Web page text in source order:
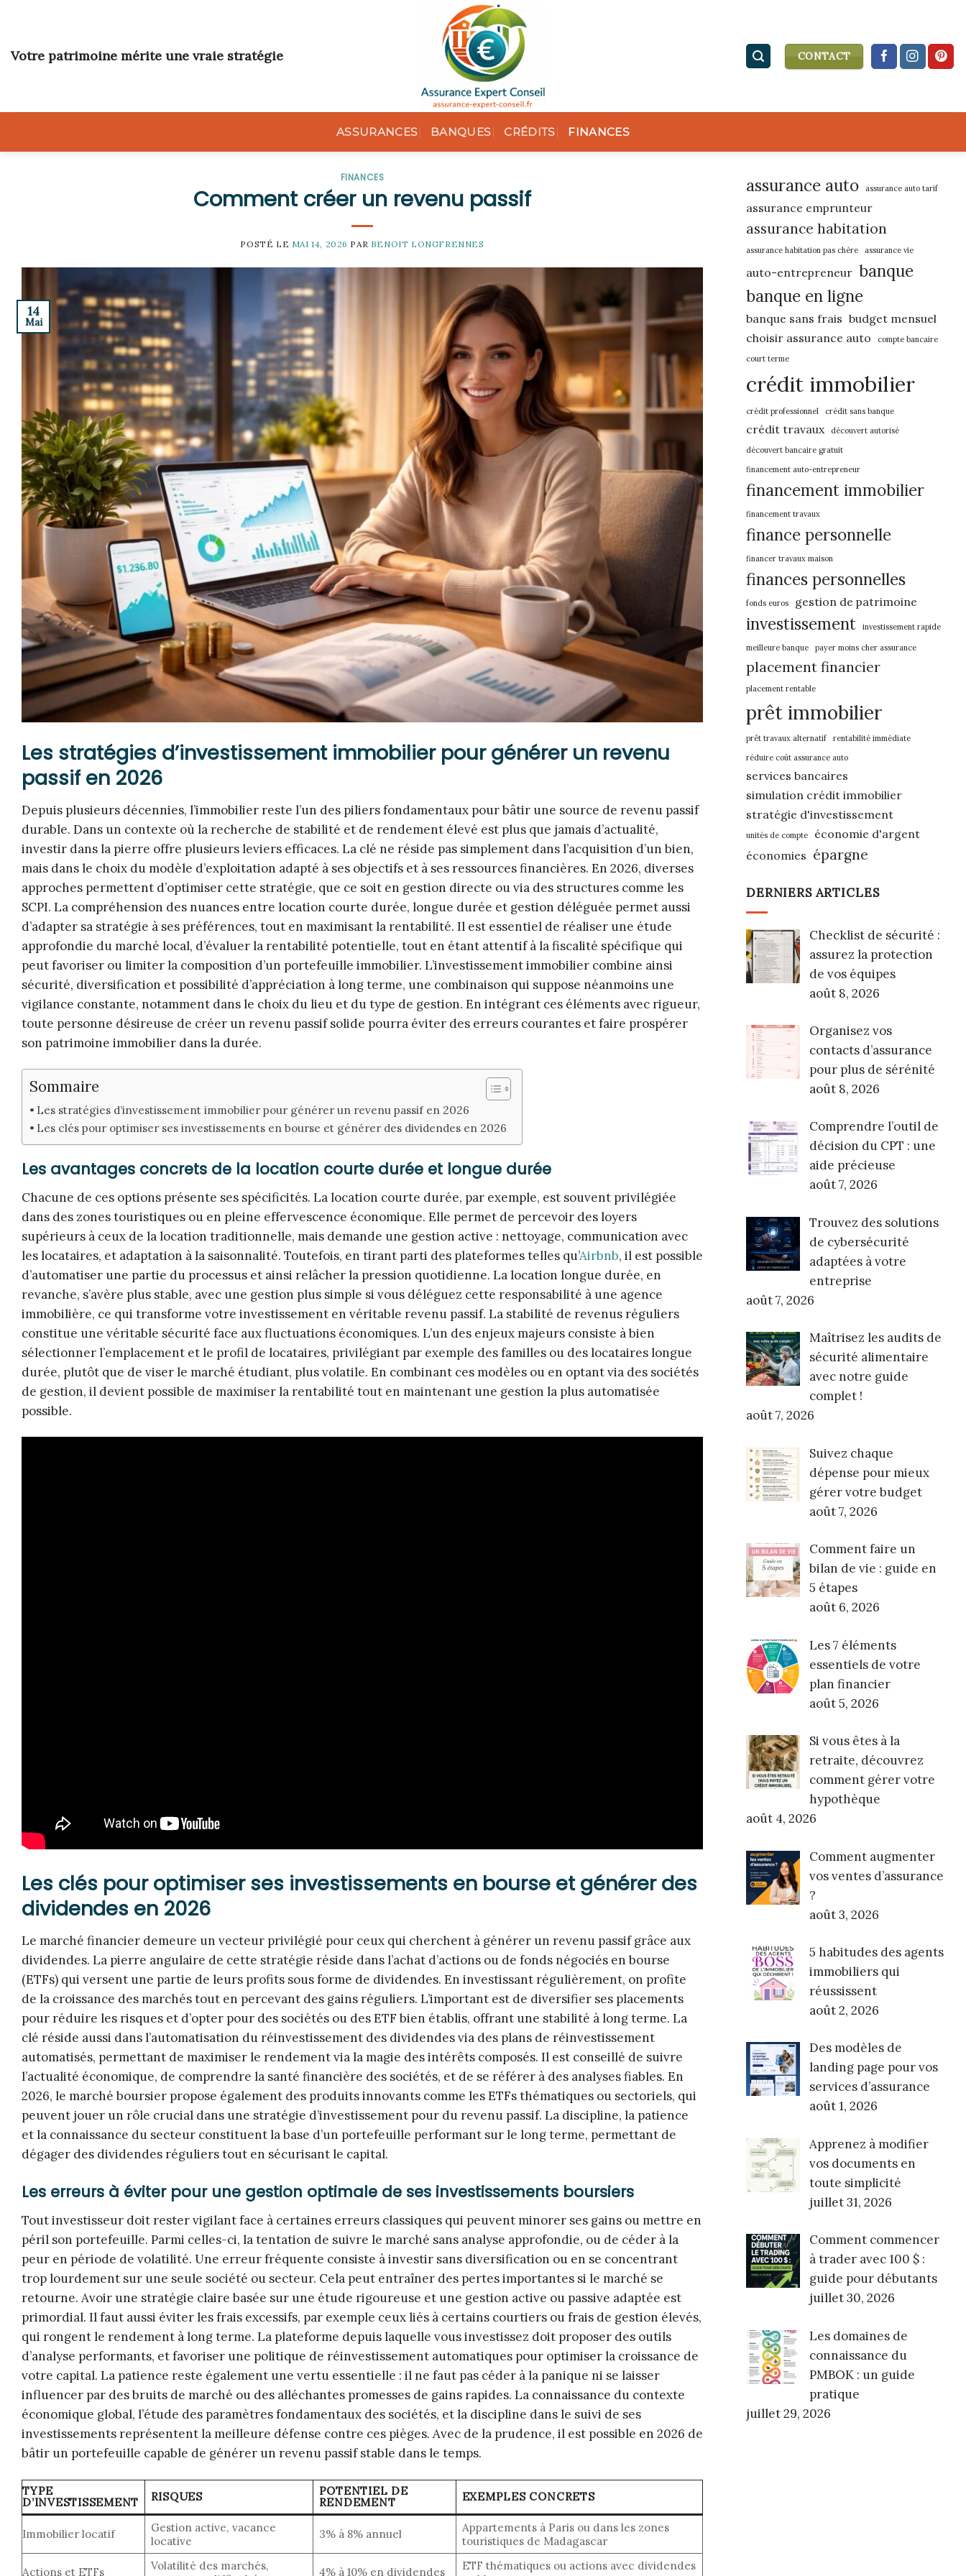
content
Votre patrimoine mérite une vraie stratégie CONTACT
ASSURANCES BANQUES CRÉDITS FINANCES
FINANCES
Comment créer un revenu passif
POSTÉ LE MAI 14, 2026 PAR BENOIT LONGFRENNES
14
Mai
Les stratégies d’investissement immobilier pour générer un revenu
passif en 2026
Depuis plusieurs décennies, l’immobilier reste l’un des piliers fondamentaux pour bâtir une source de revenu passif
durable. Dans un contexte où la recherche de stabilité et de rendement élevé est plus que jamais d’actualité,
investir dans la pierre offre plusieurs leviers efficaces. La clé ne réside pas simplement dans l’acquisition d’un bien,
mais dans le choix du modèle d’exploitation adapté à ses objectifs et à ses ressources financières. En 2026, diverses
approches permettent d’optimiser cette stratégie, que ce soit en gestion directe ou via des structures comme les
SCPI. La compréhension des nuances entre location courte durée, longue durée et gestion déléguée permet aussi
d’adapter sa stratégie à ses préférences, tout en maximisant la rentabilité. Il est essentiel de réaliser une étude
approfondie du marché local, d’évaluer la rentabilité potentielle, tout en étant attentif à la fiscalité spécifique qui
peut favoriser ou limiter la composition d’un portefeuille immobilier. L’investissement immobilier combine ainsi
sécurité, diversification et possibilité d’appréciation à long terme, une combinaison qui suppose néanmoins une
vigilance constante, notamment dans le choix du lieu et du type de gestion. En intégrant ces éléments avec rigueur,
toute personne désireuse de créer un revenu passif solide pourra éviter des erreurs courantes et faire prospérer
son patrimoine immobilier dans la durée.
Sommaire
Les stratégies d’investissement immobilier pour générer un revenu passif en 2026
Les clés pour optimiser ses investissements en bourse et générer des dividendes en 2026
Les avantages concrets de la location courte durée et longue durée
Chacune de ces options présente ses spécificités. La location courte durée, par exemple, est souvent privilégiée
dans des zones touristiques ou en pleine effervescence économique. Elle permet de percevoir des loyers
supérieurs à ceux de la location traditionnelle, mais demande une gestion active : nettoyage, communication avec
les locataires, et adaptation à la saisonnalité. Toutefois, en tirant parti des plateformes telles qu’Airbnb, il est possible
d’automatiser une partie du processus et ainsi relâcher la pression quotidienne. La location longue durée, en
revanche, s’avère plus stable, avec une gestion plus simple si vous déléguez cette responsabilité à une agence
immobilière, ce qui transforme votre investissement en véritable revenu passif. La stabilité de revenus réguliers
constitue une véritable sécurité face aux fluctuations économiques. L’un des enjeux majeurs consiste à bien
sélectionner l’emplacement et le profil de locataires, privilégiant par exemple des familles ou des locataires longue
durée, plutôt que de viser le marché étudiant, plus volatile. En combinant ces modèles ou en optant via des sociétés
de gestion, il devient possible de maximiser la rentabilité tout en maintenant une gestion la plus automatisée
possible.
Les clés pour optimiser ses investissements en bourse et générer des
dividendes en 2026
Le marché financier demeure un vecteur privilégié pour ceux qui cherchent à générer un revenu passif grâce aux
dividendes. La pierre angulaire de cette stratégie réside dans l’achat d’actions ou de fonds négociés en bourse
(ETFs) qui versent une partie de leurs profits sous forme de dividendes. En investissant régulièrement, on profite
de la croissance des marchés tout en percevant des gains réguliers. L’important est de diversifier ses placements
pour réduire les risques et d’opter pour des sociétés ou des ETF bien établis, offrant une stabilité à long terme. La
clé réside aussi dans l’automatisation du réinvestissement des dividendes via des plans de réinvestissement
automatisés, permettant de maximiser le rendement via la magie des intérêts composés. Il est conseillé de suivre
l’actualité économique, de comprendre la santé financière des sociétés, et de se référer à des analyses fiables. En
2026, le marché boursier propose également des produits innovants comme les ETFs thématiques ou sectoriels, qui
peuvent jouer un rôle crucial dans une stratégie d’investissement pour du revenu passif. La discipline, la patience
et la connaissance du secteur constituent la base d’un portefeuille performant sur le long terme, permettant de
dégager des dividendes réguliers tout en sécurisant le capital.
Les erreurs à éviter pour une gestion optimale de ses investissements boursiers
Tout investisseur doit rester vigilant face à certaines erreurs classiques qui peuvent minorer ses gains ou mettre en
péril son portefeuille. Parmi celles-ci, la tentation de suivre le marché sans analyse approfondie, ou de céder à la
peur en période de volatilité. Une erreur fréquente consiste à investir sans diversification ou en se concentrant
trop lourdement sur une seule société ou secteur. Cela peut entraîner des pertes importantes si le marché se
retourne. Avoir une stratégie claire basée sur une étude rigoureuse et une gestion active ou passive adaptée est
primordial. Il faut aussi éviter les frais excessifs, par exemple ceux liés à certains courtiers ou frais de gestion élevés,
qui rongent le rendement à long terme. La plateforme depuis laquelle vous investissez doit proposer des outils
d’analyse performants, et favoriser une politique de réinvestissement automatiques pour optimiser la croissance de
votre capital. La patience reste également une vertu essentielle : il ne faut pas céder à la panique ni se laisser
influencer par des bruits de marché ou des alléchantes promesses de gains rapides. La connaissance du contexte
économique global, l’étude des paramètres fondamentaux des sociétés, et la discipline dans le suivi de ses
investissements représentent la meilleure défense contre ces pièges. Avec de la prudence, il est possible en 2026 de
bâtir un portefeuille capable de générer un revenu passif stable dans le temps.
TYPE
D’INVESTISSEMENT
RISQUES
POTENTIEL DE
RENDEMENT
EXEMPLES CONCRETS
Immobilier locatif
Gestion active, vacance
locative
3% à 8% annuel
Appartements à Paris ou dans les zones
touristiques de Madagascar
Actions et ETFs
Volatilité des marchés,
4% à 10% en dividendes
ETF thématiques ou actions avec dividendes
assurance auto assurance auto tarif
assurance emprunteur
assurance habitation
assurance habitation pas chère assurance vie
auto-entrepreneur banque
banque en ligne
banque sans frais budget mensuel
choisir assurance auto
compte bancaire
court terme
crédit immobilier
crédit professionnel crédit sans banque
crédit travaux
découvert autorisé
découvert bancaire gratuit
financement auto-entrepreneur
financement immobilier
financement travaux
finance personnelle
financer travaux maison
finances personnelles
fonds euros gestion de patrimoine
investissement investissement rapide
meilleure banque payer moins cher assurance
placement financier
placement rentable
prêt immobilier
prêt travaux alternatif
rentabilité immédiate
réduire coût assurance auto
services bancaires
simulation crédit immobilier
stratégie d'investissement
unités de compte
économie d'argent
économies épargne
DERNIERS ARTICLES
Checklist de sécurité :
assurez la protection
de vos équipes
août 8, 2026
Organisez vos
contacts d’assurance
pour plus de sérénité
août 8, 2026
Comprendre l’outil de
décision du CPT : une
aide précieuse
août 7, 2026
Trouvez des solutions
de cybersécurité
adaptées à votre
entreprise
août 7, 2026
Maîtrisez les audits de
sécurité alimentaire
avec notre guide
complet !
août 7, 2026
Suivez chaque
dépense pour mieux
gérer votre budget
août 7, 2026
Comment faire un
bilan de vie : guide en
5 étapes
août 6, 2026
Les 7 éléments
essentiels de votre
plan financier
août 5, 2026
Si vous êtes à la
retraite, découvrez
comment gérer votre
hypothèque
août 4, 2026
Comment augmenter
vos ventes d’assurance
?
août 3, 2026
5 habitudes des agents
immobiliers qui
réussissent
août 2, 2026
Des modèles de
landing page pour vos
services d’assurance
août 1, 2026
Apprenez à modifier
vos documents en
toute simplicité
juillet 31, 2026
Comment commencer
à trader avec 100 $ :
guide pour débutants
juillet 30, 2026
Les domaines de
connaissance du
PMBOK : un guide
pratique
juillet 29, 2026